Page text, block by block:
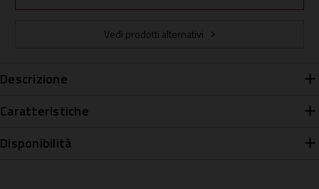
Vedi prodotti alternativi
Descrizione
Caratteristiche
Disponibilità